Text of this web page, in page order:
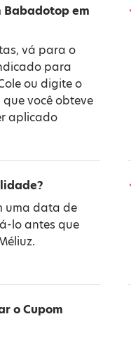
Babadotop em
vá para o
para
ou digite o
você obteve
aplicado
uma data de
lo antes que
o Cupom